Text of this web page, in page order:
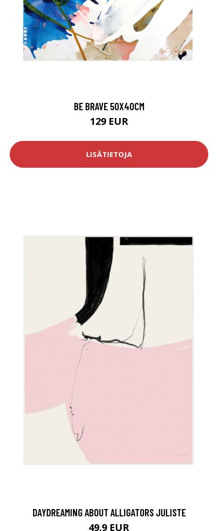
BE BRAVE 50X40CM
129 EUR
LISÄTIETOJA
DAYDREAMING ABOUT ALLIGATORS JULISTE
49.9 EUR